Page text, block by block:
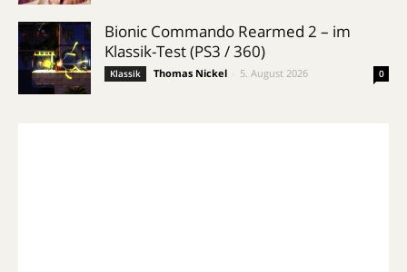
Bionic Commando Rearmed 2 – im
Klassik-Test (PS3 / 360)
Klassik Thomas Nickel 5. August 2026 0